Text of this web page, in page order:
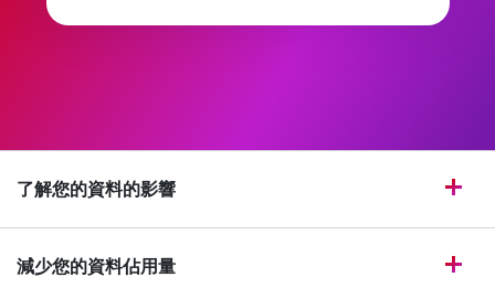
了解您的資料的影響
減少您的資料佔用量